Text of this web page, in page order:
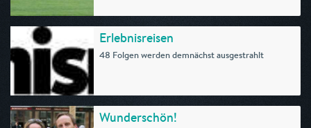
Erlebnisreisen
48 Folgen werden demnächst ausgestrahlt
Wunderschön!